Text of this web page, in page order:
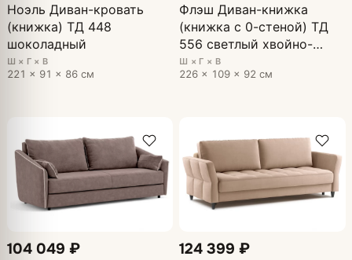
Ноэль Диван-кровать
(книжка) ТД 448
шоколадный
Ш × Г × В
221 × 91 × 86 см
Флэш Диван-книжка
(книжка с 0-стеной) ТД
556 светлый хвойно-
зеленый
Ш × Г × В
226 × 109 × 92 см
104 049 ₽ 124 399 ₽